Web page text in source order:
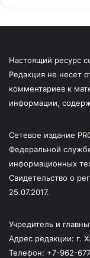
Настоящий ресурс
Редакция не несет
комментариев к
информации,
Сетевое издание
Федеральной
информационных
Свидетельство о
25.07.2017.
Учредитель и
Адрес редакции: г.
Телефон: +7-962-